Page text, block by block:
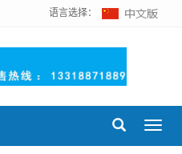
语言选择：